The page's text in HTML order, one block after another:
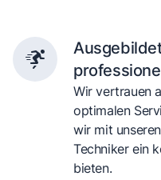
Wir vertrauen
optimalen
wir mit
Techniker ein
bieten.